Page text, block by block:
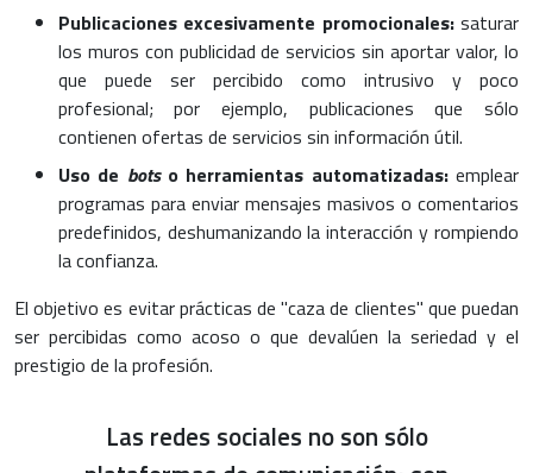
Publicaciones excesivamente promocionales:saturar
los muros con publicidad de servicios sin aportar valor, lo
que puede ser percibido como intrusivo y poco
profesional; por ejemplo, publicaciones que sólo
contienen ofertas de servicios sin información útil.
Uso de botso herramientas automatizadas:emplear
programas para enviar mensajes masivos o comentarios
predefinidos, deshumanizando la interacción y rompiendo
la confianza.
El objetivo es evitar prácticas de "caza de clientes" que puedan
ser percibidas como acoso o que devalúen la seriedad y el
prestigio de la profesión.
Las redes sociales no son sólo